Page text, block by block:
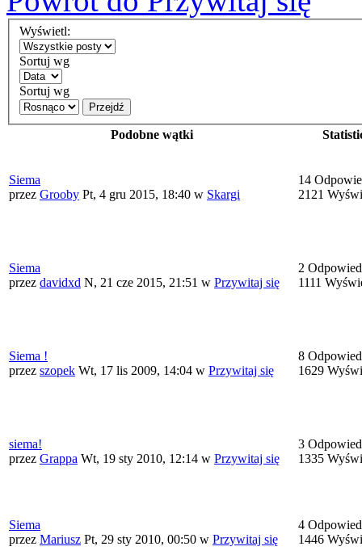
Wyświetl:
Sortuj wg
Sortuj wg
Przejdź
Podobne wątki
Siema
przez Grooby Pt, 4 gru 2015, 18:40 w Skargi
14
2121
Siema
przez davidxd N, 21 cze 2015, 21:51 w Przywitaj się
2
1111
Siema !
przez szopek Wt, 17 lis 2009, 14:04 w Przywitaj się
8
1629
siema!
przez Grappa Wt, 19 sty 2010, 12:14 w Przywitaj się
3
1335
Siema
przez Mariusz Pt, 29 sty 2010, 00:50 w Przywitaj się
4
1446